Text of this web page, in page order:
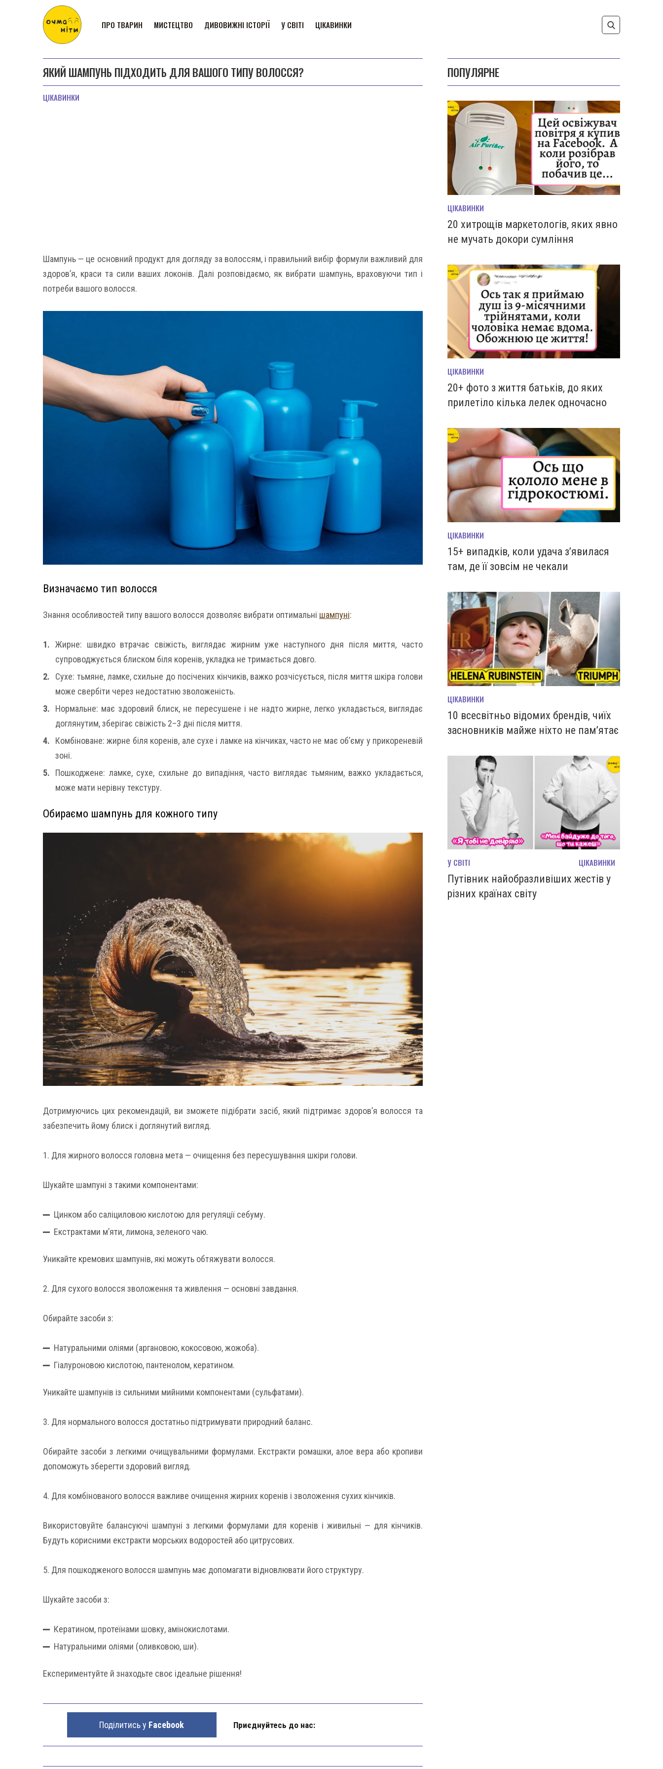
ПРО ТВАРИН МИСТЕЦТВО ДИВОВИЖНІ ІСТОРІЇ У СВІТІ ЦІКАВИНКИ
ЯКИЙ ШАМПУНЬ ПІДХОДИТЬ ДЛЯ ВАШОГО ТИПУ ВОЛОССЯ?
ЦІКАВИНКИ
Шампунь — це основний продукт для догляду за волоссям, і правильний вибір формули важливий для
здоров’я, краси та сили ваших локонів. Далі розповідаємо, як вибрати шампунь, враховуючи тип і
потреби вашого волосся.
Визначаємо тип волосся
Знання особливостей типу вашого волосся дозволяє вибрати оптимальні шампуні:
Жирне: швидко втрачає свіжість, виглядає жирним уже наступного дня після миття, часто
супроводжується блиском біля коренів, укладка не тримається довго.
Сухе: тьмяне, ламке, схильне до посічених кінчиків, важко розчісується, після миття шкіра голови
може свербіти через недостатню зволоженість.
Нормальне: має здоровий блиск, не пересушене і не надто жирне, легко укладається, виглядає
доглянутим, зберігає свіжість 2–3 дні після миття.
Комбіноване: жирне біля коренів, але сухе і ламке на кінчиках, часто не має об’єму у прикореневій
зоні.
Пошкоджене: ламке, сухе, схильне до випадіння, часто виглядає тьмяним, важко укладається,
може мати нерівну текстуру.
Обираємо шампунь для кожного типу
Дотримуючись цих рекомендацій, ви зможете підібрати засіб, який підтримає здоров’я волосся та
забезпечить йому блиск і доглянутий вигляд.
1. Для жирного волосся головна мета — очищення без пересушування шкіри голови.
Шукайте шампуні з такими компонентами:
Цинком або саліциловою кислотою для регуляції себуму.
Екстрактами м’яти, лимона, зеленого чаю.
Уникайте кремових шампунів, які можуть обтяжувати волосся.
2. Для сухого волосся зволоження та живлення — основні завдання.
Обирайте засоби з:
Натуральними оліями (аргановою, кокосовою, жожоба).
Гіалуроновою кислотою, пантенолом, кератином.
Уникайте шампунів із сильними мийними компонентами (сульфатами).
3. Для нормального волосся достатньо підтримувати природний баланс.
Обирайте засоби з легкими очищувальними формулами. Екстракти ромашки, алое вера або кропиви
допоможуть зберегти здоровий вигляд.
4. Для комбінованого волосся важливе очищення жирних коренів і зволоження сухих кінчиків.
Використовуйте балансуючі шампуні з легкими формулами для коренів і живильні — для кінчиків.
Будуть корисними екстракти морських водоростей або цитрусових.
5. Для пошкодженого волосся шампунь має допомагати відновлювати його структуру.
Шукайте засоби з:
Кератином, протеїнами шовку, амінокислотами.
Натуральними оліями (оливковою, ши).
Експериментуйте й знаходьте своє ідеальне рішення!
Поділитись у Facebook Приєднуйтесь до нас:
ПОПУЛЯРНЕ
ЦІКАВИНКИ
20 хитрощів маркетологів, яких явно
не мучать докори сумління
ЦІКАВИНКИ
20+ фото з життя батьків, до яких
прилетіло кілька лелек одночасно
ЦІКАВИНКИ
15+ випадків, коли удача з’явилася
там, де її зовсім не чекали
ЦІКАВИНКИ
10 всесвітньо відомих брендів, чиїх
засновників майже ніхто не пам’ятає
У СВІТІ ЦІКАВИНКИ
Путівник найобразливіших жестів у
різних країнах світу